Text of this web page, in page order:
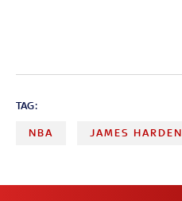
TAG:
NBA JAMES HARDEN